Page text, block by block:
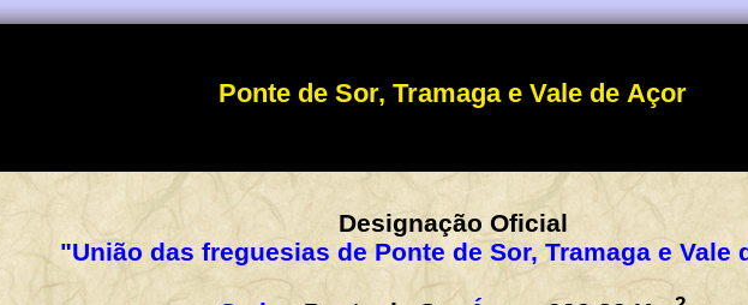
Ponte de Sor, Tramaga e Vale de Açor
Designação Oficial
"União das freguesias de Ponte de Sor, Tramaga e Vale